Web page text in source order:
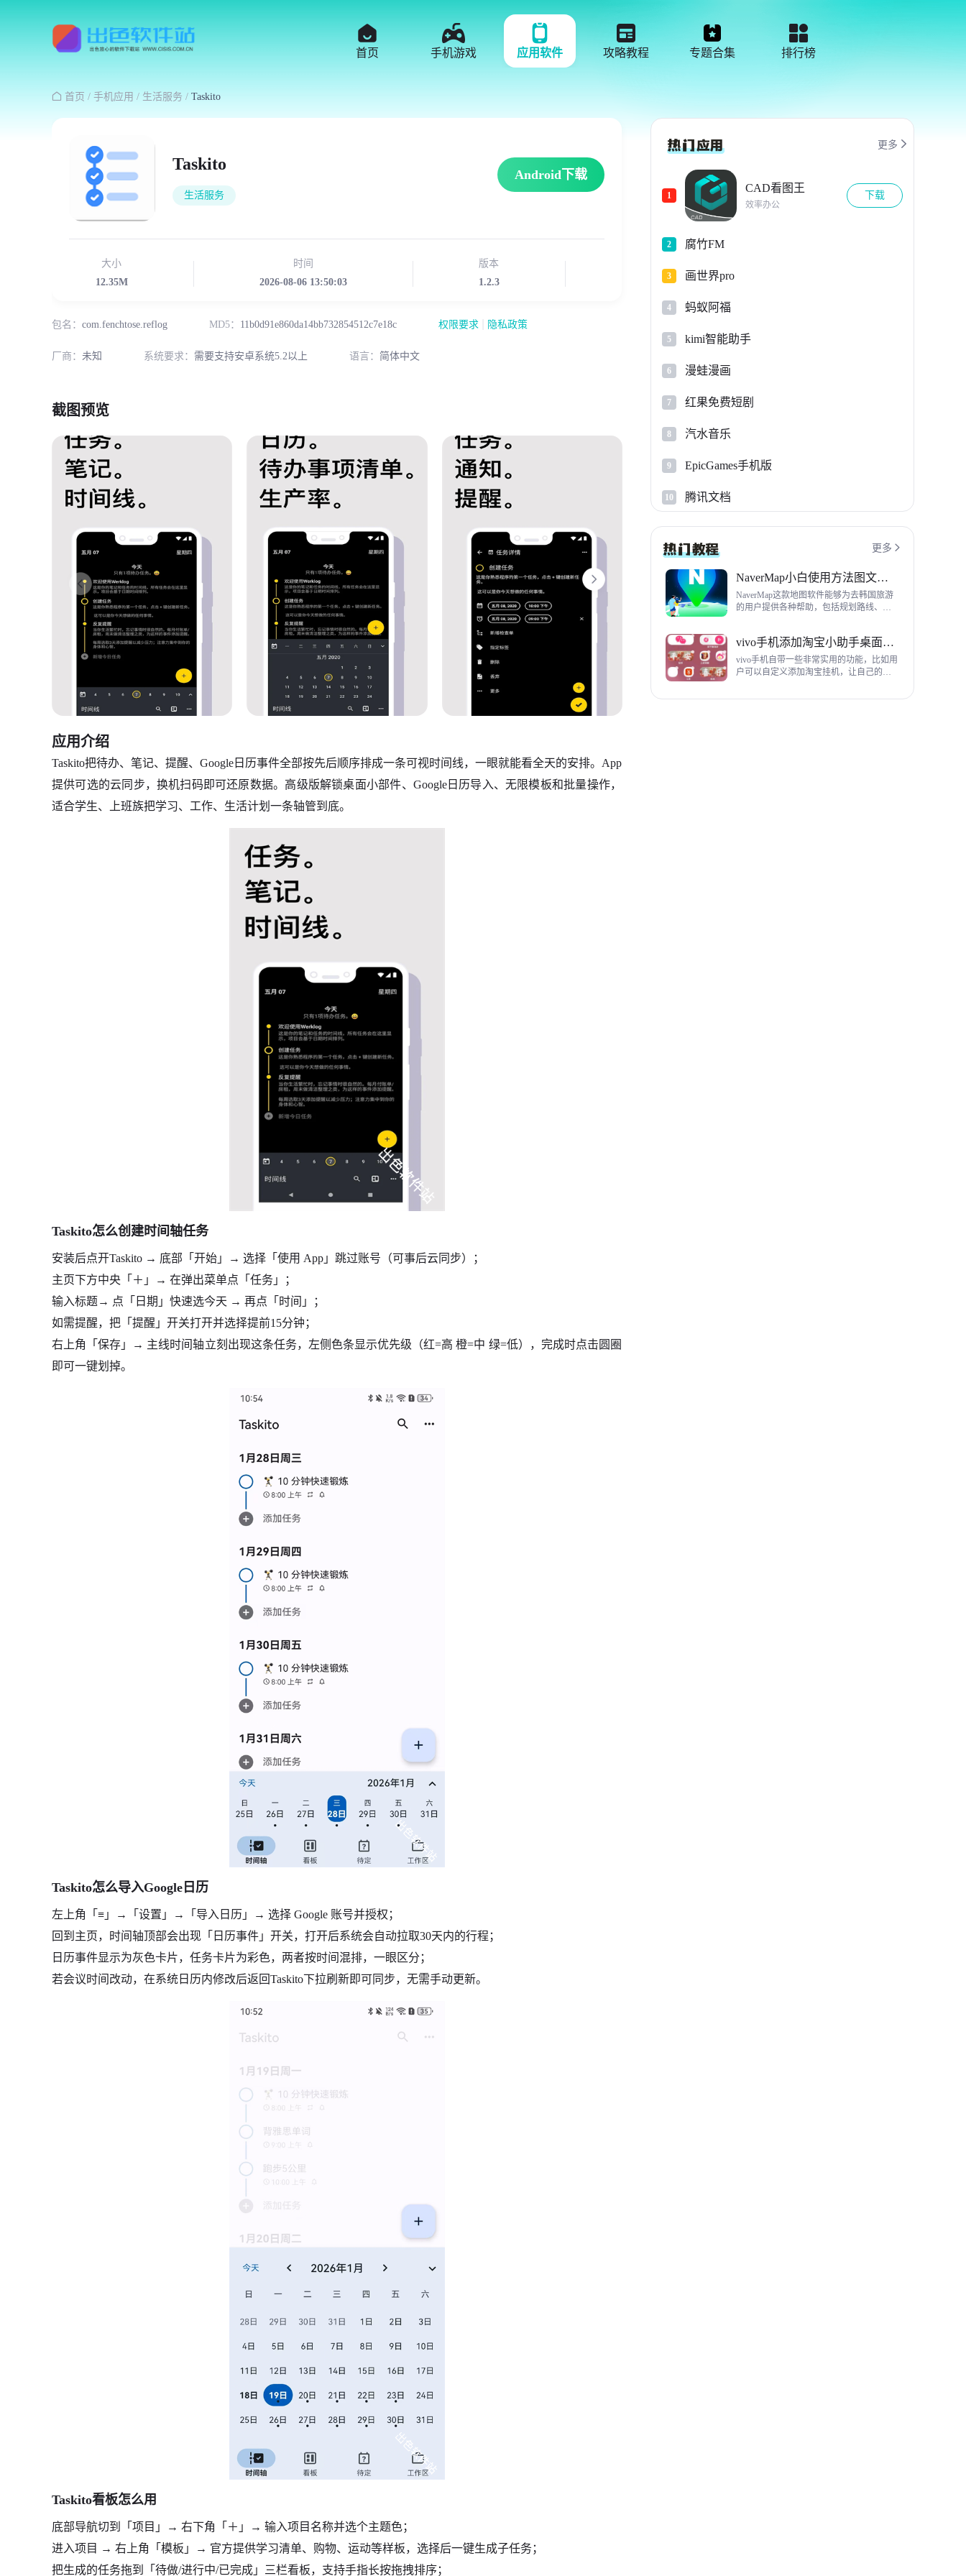
首页 手机游戏 应用软件 攻略教程 专题合集 排行榜
 首页 / 手机应用 / 生活服务 / Taskito
Taskito
生活服务
Android下载
大小
12.35M
时间
2026-08-06 13:50:03
版本
1.2.3
包名： com.fenchtose.reflog MD5： 11b0d91e860da14bb732854512c7e18c 权限要求 隐私政策
厂商： 未知 系统要求： 需要支持安卓系统5.2以上 语言： 简体中文
截图预览
应用介绍
Taskito把待办、笔记、提醒、Google日历事件全部按先后顺序排成一条可视时间线，一眼就能看全天的安排。App
提供可选的云同步，换机扫码即可还原数据。高级版解锁桌面小部件、Google日历导入、无限模板和批量操作，
适合学生、上班族把学习、工作、生活计划一条轴管到底。
Taskito怎么创建时间轴任务
安装后点开Taskito → 底部「开始」→ 选择「使用 App」跳过账号（可事后云同步）；
主页下方中央「＋」→ 在弹出菜单点「任务」；
输入标题→ 点「日期」快速选今天 → 再点「时间」；
如需提醒，把「提醒」开关打开并选择提前15分钟；
右上角「保存」→ 主线时间轴立刻出现这条任务，左侧色条显示优先级（红=高 橙=中 绿=低），完成时点击圆圈
即可一键划掉。
Taskito怎么导入Google日历
左上角「≡」→「设置」→「导入日历」→ 选择 Google 账号并授权；
回到主页，时间轴顶部会出现「日历事件」开关，打开后系统会自动拉取30天内的行程；
日历事件显示为灰色卡片，任务卡片为彩色，两者按时间混排，一眼区分；
若会议时间改动，在系统日历内修改后返回Taskito下拉刷新即可同步，无需手动更新。
Taskito看板怎么用
底部导航切到「项目」→ 右下角「＋」→ 输入项目名称并选个主题色；
进入项目 → 右上角「模板」→ 官方提供学习清单、购物、运动等样板，选择后一键生成子任务；
把生成的任务拖到「待做/进行中/已完成」三栏看板，支持手指长按拖拽排序；
更多 
1
CAD看图王
效率办公
下载
2 腐竹FM
3 画世界pro
4 蚂蚁阿福
5 kimi智能助手
6 漫蛙漫画
7 红果免费短剧
8 汽水音乐
9 EpicGames手机版
10 腾讯文档
更多 
NaverMap小白使用方法图文教程
NaverMap这款地图软件能够为去韩国旅游
的用户提供各种帮助，包括规划路线、导
教程，希望对各位有帮助。
vivo手机添加淘宝小助手桌面挂件方法
vivo手机自带一些非常实用的功能，比如用
户可以自定义添加淘宝挂机，让自己的购
相当方便，下面为大家带来添加淘宝小助